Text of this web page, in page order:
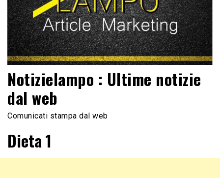
Notizielampo : Ultime notizie
dal web
Comunicati stampa dal web
Dieta 1